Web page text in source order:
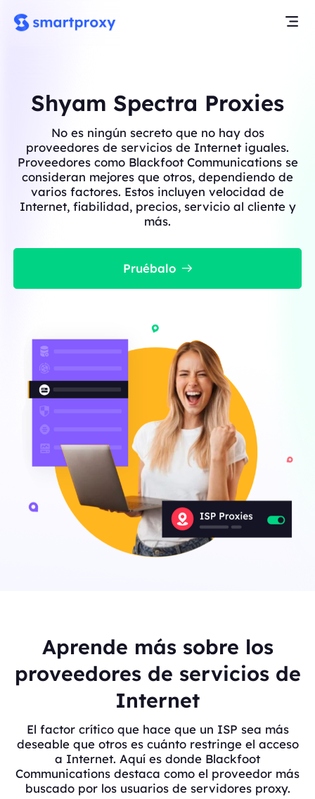
Shyam Spectra Proxies
No es ningún secreto que no hay dos
proveedores de servicios de Internet iguales.
Proveedores como Blackfoot Communications se
consideran mejores que otros, dependiendo de
varios factores. Estos incluyen velocidad de
Internet, fiabilidad, precios, servicio al cliente y
más.
Pruébalo
Aprende más sobre los
proveedores de servicios de
Internet
El factor crítico que hace que un ISP sea más
deseable que otros es cuánto restringe el acceso
a Internet. Aquí es donde Blackfoot
Communications destaca como el proveedor más
buscado por los usuarios de servidores proxy.